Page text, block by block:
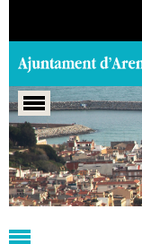
Portada > Regidories